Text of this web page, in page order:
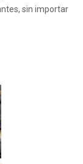
sin importar